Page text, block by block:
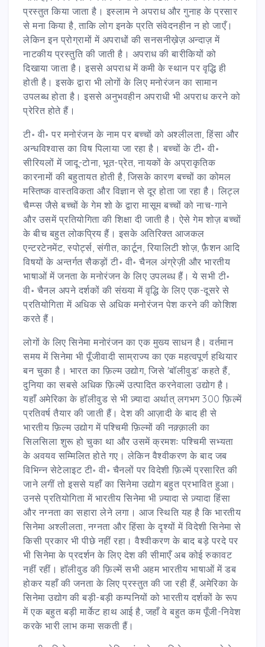
प्रस्तुत किया जाता है। इस्लाम ने अपराध और गुनाह के प्रसार
से मना किया है, ताकि लोग इनके प्रति संवेदनहीन न हो जाएँ।
लेकिन इन प्रोग्रामों में अपराधों की सनसनीख़ेज़ अन्दाज़ में
नाटकीय प्रस्तुति की जाती है। अपराध की बारीकियों को
दिखाया जाता है। इससे अपराध में कमी के स्थान पर वृद्धि ही
होती है। इसके द्वारा भी लोगों के लिए मनोरंजन का सामान
उपलब्ध होता है। इससे अनुभवहीन अपराधी भी अपराध करने को
प्रेरित होते हैं।
टी॰ वी॰ पर मनोरंजन के नाम पर बच्चों को अश्लीलता, हिंसा और
अन्धविश्वास का विष पिलाया जा रहा है। बच्चों के टी॰ वी॰
सीरियलों में जादू-टोना, भूत-प्रेत, नायकों के अप्राकृतिक
कारनामों की बहुतायत होती है, जिसके कारण बच्चों का कोमल
मस्तिष्क वास्तविकता और विज्ञान से दूर होता जा रहा है। लिट्ल
चैम्प्स जैसे बच्चों के गेम शो के द्वारा मासूम बच्चों को नाच-गाने
और उसमें प्रतियोगिता की शिक्षा दी जाती है। ऐसे गेम शोज़ बच्चों
के बीच बहुत लोकप्रिय हैं। इसके अतिरिक्त आजकल
एन्टरटेनमेंट, स्पोर्ट्स, संगीत, कार्टून, रियालिटी शोज़, फ़ैशन आदि
विषयों के अन्तर्गत सैकड़ों टी॰ वी॰ चैनल अंग्रेज़ी और भारतीय
भाषाओं में जनता के मनोरंजन के लिए उपलब्ध हैं। ये सभी टी॰
वी॰ चैनल अपने दर्शकों की संख्या में वृद्धि के लिए एक-दूसरे से
प्रतियोगिता में अधिक से अधिक मनोरंजन पेश करने की कोशिश
करते हैं।
लोगों के लिए सिनेमा मनोरंजन का एक मुख्य साधन है। वर्तमान
समय में सिनेमा भी पूँजीवादी साम्राज्य का एक महत्वपूर्ण हथियार
बन चुका है। भारत का फ़िल्म उद्योग, जिसे 'बॉलीवुड' कहते हैं,
दुनिया का सबसे अधिक फ़िल्में उत्पादित करनेवाला उद्योग है।
यहाँ अमेरिका के हॉलीवुड से भी ज़्यादा अर्थात् लगभग 300 फ़िल्में
प्रतिवर्ष तैयार की जाती हैं। देश की आज़ादी के बाद ही से
भारतीय फ़िल्म उद्योग में पश्चिमी फ़िल्मों की नक़्क़ाली का
सिलसिला शुरू हो चुका था और उसमें क्रमशः पश्चिमी सभ्यता
के अवयव सम्मिलित होते गए। लेकिन वैश्वीकरण के बाद जब
विभिन्न सेटेलाइट टी॰ वी॰ चैनलों पर विदेशी फ़िल्में प्रसारित की
जाने लगीं तो इससे यहाँ का सिनेमा उद्योग बहुत प्रभावित हुआ।
उनसे प्रतियोगिता में भारतीय सिनेमा भी ज़्यादा से ज़्यादा हिंसा
और नग्नता का सहारा लेने लगा। आज स्थिति यह है कि भारतीय
सिनेमा अश्लीलता, नग्नता और हिंसा के दृश्यों में विदेशी सिनेमा से
किसी प्रकार भी पीछे नहीं रहा। वैश्वीकरण के बाद बड़े परदे पर
भी सिनेमा के प्रदर्शन के लिए देश की सीमाएँ अब कोई रुकावट
नहीं रहीं। हॉलीवुड की फ़िल्में सभी अहम भारतीय भाषाओं में डब
होकर यहाँ की जनता के लिए प्रस्तुत की जा रही हैं, अमेरिका के
सिनेमा उद्योग की बड़ी-बड़ी कम्पनियों को भारतीय दर्शकों के रूप
में एक बहुत बड़ी मार्केट हाथ आई है, जहाँ वे बहुत कम पूँजी-निवेश
करके भारी लाभ कमा सकती हैं।